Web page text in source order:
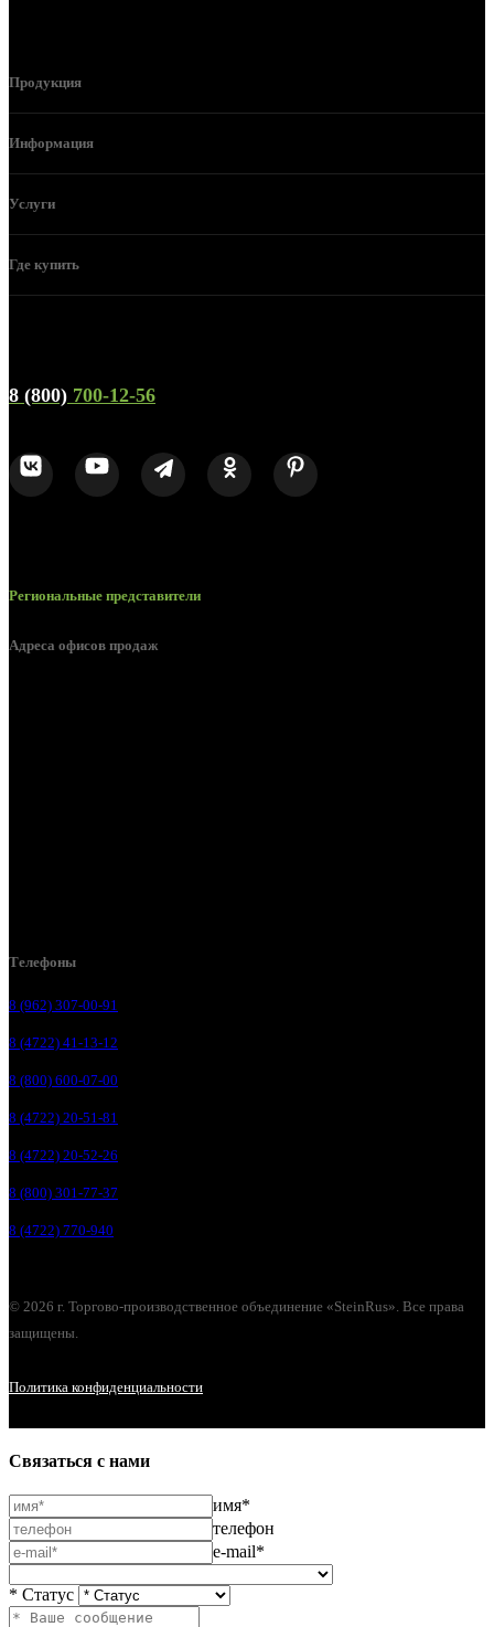
Продукция
Информация
Услуги
Где купить
8 (800) 700-12-56
Региональные представители
Адреса офисов продаж
Телефоны
8 (962) 307-00-91
8 (4722) 41-13-12
8 (800) 600-07-00
8 (4722) 20-51-81
8 (4722) 20-52-26
8 (800) 301-77-37
8 (4722) 770-940
© 2026 г. Торгово-производственное объединение «SteinRus». Все права
защищены.
Политика конфиденциальности
Связаться с нами
имя*
телефон
e-mail*
* Статус